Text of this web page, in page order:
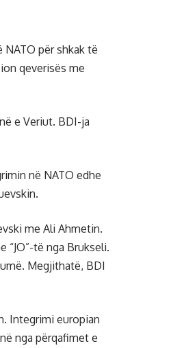
për shkak të
qeverisës me
e Veriut. BDI-ja
në NATO edhe
me Ali Ahmetin.
të nga Brukseli.
Megjithatë, BDI
Integrimi europian
nga përqafimet e